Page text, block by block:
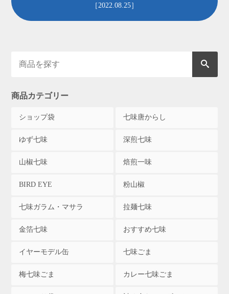
［2022.08.25］
商品カテゴリー
ショップ袋 七味唐からし
ゆず七味 深煎七味
山椒七味 焙煎一味
BIRD EYE 粉山椒
七味ガラム・マサラ 拉麺七味
金箔七味 おすすめ七味
イヤーモデル缶 七味ごま
梅七味ごま カレー七味ごま